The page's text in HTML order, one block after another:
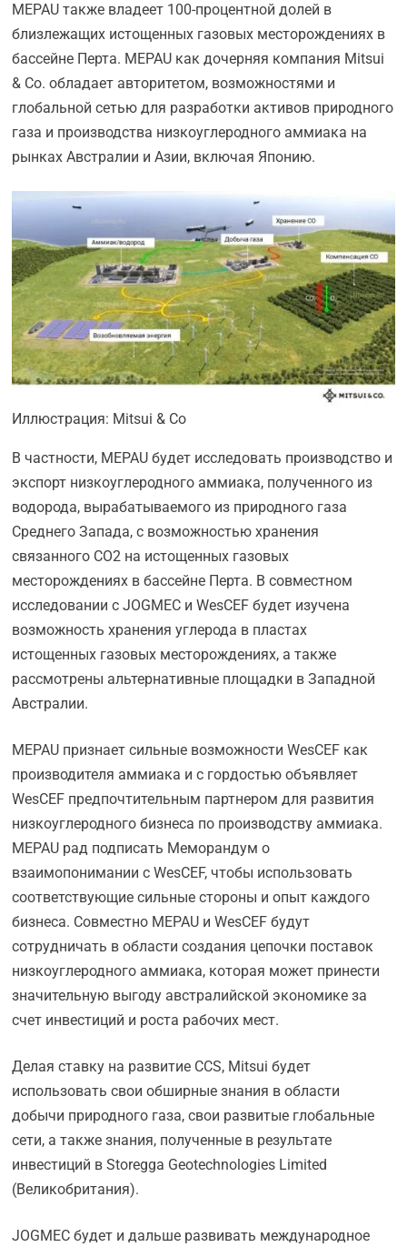
MEPAU также владеет 100-процентной долей в
близлежащих истощенных газовых месторождениях в
бассейне Перта. MEPAU как дочерняя компания Mitsui
& Co. обладает авторитетом, возможностями и
глобальной сетью для разработки активов природного
газа и производства низкоуглеродного аммиака на
рынках Австралии и Азии, включая Японию.
Иллюстрация: Mitsui & Co
В частности, MEPAU будет исследовать производство и
экспорт низкоуглеродного аммиака, полученного из
водорода, вырабатываемого из природного газа
Среднего Запада, с возможностью хранения
связанного CO2 на истощенных газовых
месторождениях в бассейне Перта. В совместном
исследовании с JOGMEC и WesCEF будет изучена
возможность хранения углерода в пластах
истощенных газовых месторождениях, а также
рассмотрены альтернативные площадки в Западной
Австралии.
MEPAU признает сильные возможности WesCEF как
производителя аммиака и с гордостью объявляет
WesCEF предпочтительным партнером для развития
низкоуглеродного бизнеса по производству аммиака.
MEPAU рад подписать Меморандум о
взаимопонимании с WesCEF, чтобы использовать
соответствующие сильные стороны и опыт каждого
бизнеса. Совместно MEPAU и WesCEF будут
сотрудничать в области создания цепочки поставок
низкоуглеродного аммиака, которая может принести
значительную выгоду австралийской экономике за
счет инвестиций и роста рабочих мест.
Делая ставку на развитие CCS, Mitsui будет
использовать свои обширные знания в области
добычи природного газа, свои развитые глобальные
сети, а также знания, полученные в результате
инвестиций в Storegga Geotechnologies Limited
(Великобритания).
JOGMEC будет и дальше развивать международное